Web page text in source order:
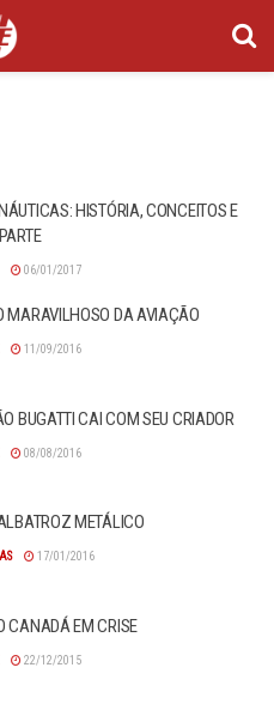
HISTÓRIA, CONCEITOS E
06/01/2017
MARAVILHOSO DA AVIAÇÃO
11/09/2016
BUGATTI CAI COM SEU CRIADOR
08/08/2016
METÁLICO
17/01/2016
CANADÁ EM CRISE
22/12/2015